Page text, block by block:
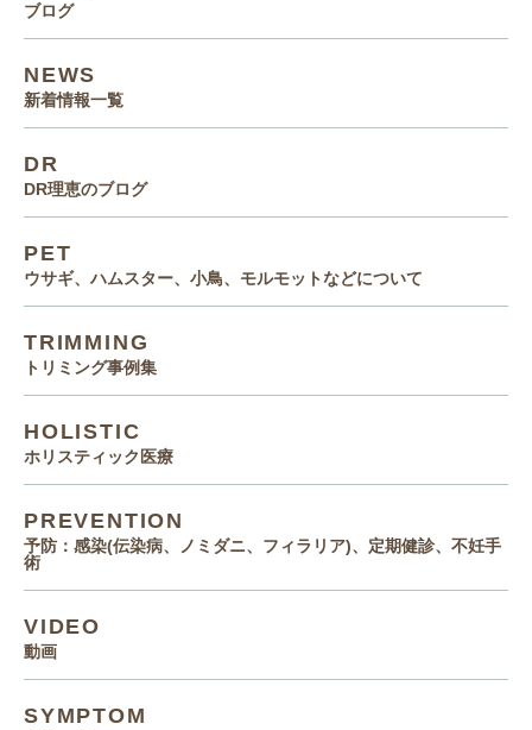
ブログ
NEWS
新着情報一覧
DR
DR理恵のブログ
PET
ウサギ、ハムスター、小鳥、モルモットなどについて
TRIMMING
トリミング事例集
HOLISTIC
ホリスティック医療
PREVENTION
予防：感染(伝染病、ノミダニ、フィラリア)、定期健診、不妊手
術
VIDEO
動画
SYMPTOM